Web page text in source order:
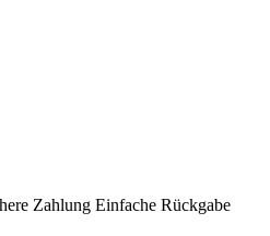
Zahlung Einfache Rückgabe